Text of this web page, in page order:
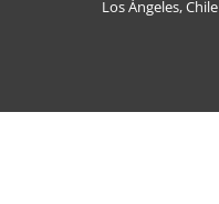
Los Ángeles, Chile